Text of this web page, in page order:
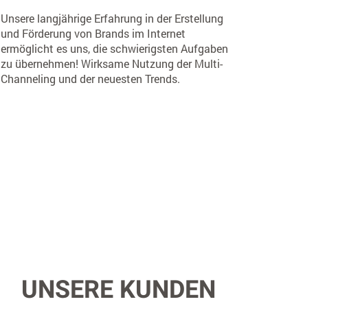
Unsere langjährige Erfahrung in der Erstellung
und Förderung von Brands im Internet
ermöglicht es uns, die schwierigsten Aufgaben
zu übernehmen! Wirksame Nutzung der Multi-
Channeling und der neuesten Trends.
UNSERE KUNDEN